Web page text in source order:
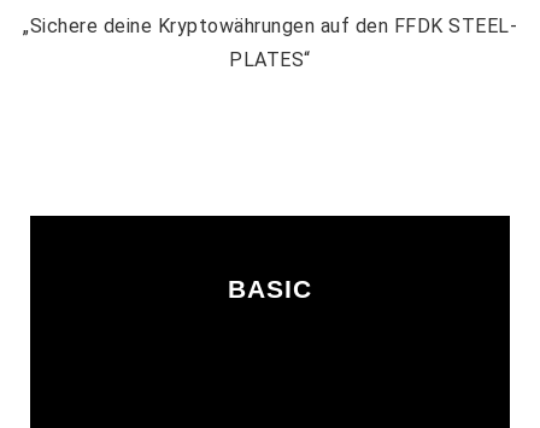
„Sichere deine Kryptowährungen auf den FFDK STEEL-
PLATES“
BASIC